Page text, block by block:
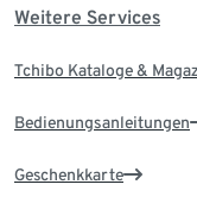
Weitere Services
Tchibo Kataloge &
Bedienungsanleitungen
Geschenkkarte